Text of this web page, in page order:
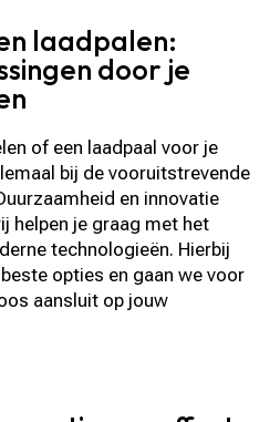
laadpalen:
door je
of een laadpaal voor je
bij de vooruitstrevende
en innovatie
helpen je graag met het
technologieën. Hierbij
opties en gaan we voor
aansluit op jouw